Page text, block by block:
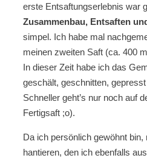
erste Entsaftungserlebnis war
Zusammenbau, Entsaften
simpel. Ich habe mal
meinen zweiten Saft (ca. 400
In dieser Zeit habe ich das
geschält, geschnitten,
Schneller geht’s nur noch auf
Fertigsaft ;o).
Da ich persönlich gewöhnt
hantieren, den ich ebenfalls